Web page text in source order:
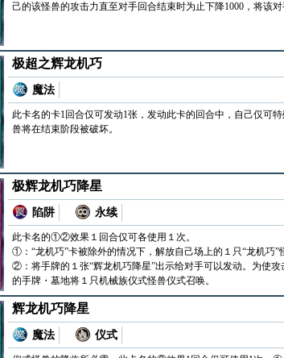
己的该怪兽的攻击力直至对手回合结束时为止下降1000，将该对
极超之辉龙机巧
魔法
此卡名的卡1回合仅可发动1张，发动此卡的回合中，自己仅可
兽将在结束阶段被破坏。
极辉龙机巧降星
陷阱 永续
此卡名的①②效果１回合仅可各使用１次。
①：“龙机巧”卡被除外的情况下，解放自己场上的１只“龙机巧
②：将手牌的１张“辉龙机巧降星”出示给对手可以发动。为使
的手牌・墓地将１只机械族仪式怪兽仪式召唤。
辉龙机巧降星
魔法 仪式